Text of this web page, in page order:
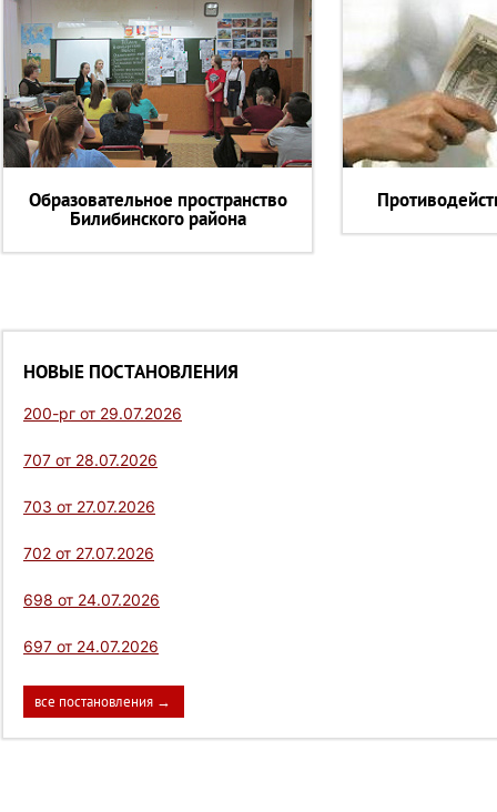
Образовательное пространство
Билибинского района
НОВЫЕ ПОСТАНОВЛЕНИЯ
200-рг от 29.07.2026
707 от 28.07.2026
703 от 27.07.2026
702 от 27.07.2026
698 от 24.07.2026
697 от 24.07.2026
все постановления →